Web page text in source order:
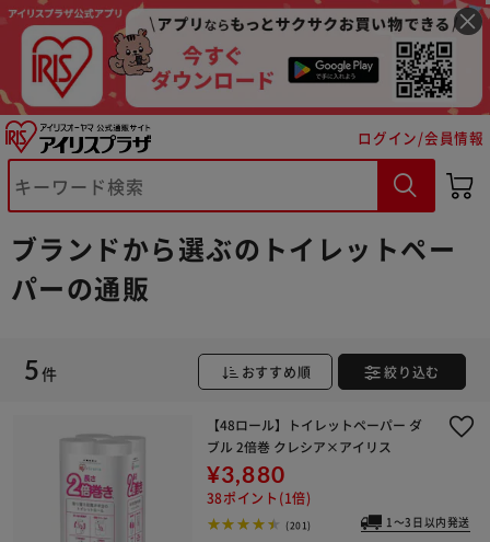
ログイン/会員情報
ブランドから選ぶのトイレットペー
パーの通販
5件 おすすめ順 絞り込む
【48ロール】トイレットペーパー ダ
ブル 2倍巻 クレシア×アイリス
¥3,880
38ポイント(1倍)
(201) 1～3日以内発送
※ご確認ください
カートに入れる 購入手続きへ